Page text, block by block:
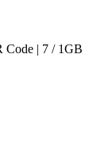
Code | 7 / 1GB